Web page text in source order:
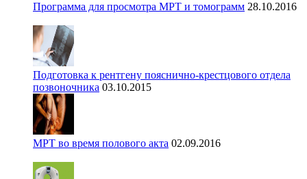
Программа для просмотра МРТ и томограмм 28.10.2016
Подготовка к рентгену пояснично-крестцового отдела
позвоночника 03.10.2015
МРТ во время полового акта 02.09.2016